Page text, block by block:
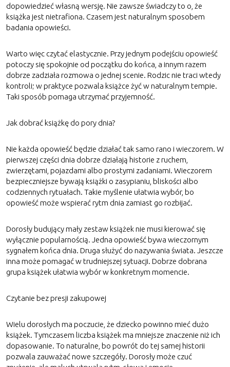
dopowiedzieć własną wersję. Nie zawsze świadczy to o, że
książka jest nietrafiona. Czasem jest naturalnym sposobem
badania opowieści.
Warto więc czytać elastycznie. Przy jednym podejściu opowieść
potoczy się spokojnie od początku do końca, a innym razem
dobrze zadziała rozmowa o jednej scenie. Rodzic nie traci wtedy
kontroli; w praktyce pozwala książce żyć w naturalnym tempie.
Taki sposób pomaga utrzymać przyjemność.
Jak dobrać książkę do pory dnia?
Nie każda opowieść będzie działać tak samo rano i wieczorem. W
pierwszej części dnia dobrze działają historie z ruchem,
zwierzętami, pojazdami albo prostymi zadaniami. Wieczorem
bezpieczniejsze bywają książki o zasypianiu, bliskości albo
codziennych rytuałach. Takie myślenie ułatwia wybór, bo
opowieść może wspierać rytm dnia zamiast go rozbijać.
Dorosły budujący mały zestaw książek nie musi kierować się
wyłącznie popularnością. Jedna opowieść bywa wieczornym
sygnałem końca dnia. Druga służyć do nazywania świata. Jeszcze
inna może pomagać w trudniejszej sytuacji. Dobrze dobrana
grupa książek ułatwia wybór w konkretnym momencie.
Czytanie bez presji zakupowej
Wielu dorosłych ma poczucie, że dziecko powinno mieć dużo
książek. Tymczasem liczba książek ma mniejsze znaczenie niż ich
dopasowanie. To naturalne, bo powrót do tej samej historii
pozwala zauważać nowe szczegóły. Dorosły może czuć